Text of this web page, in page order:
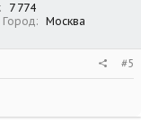
7 774
Город
Москва
#5